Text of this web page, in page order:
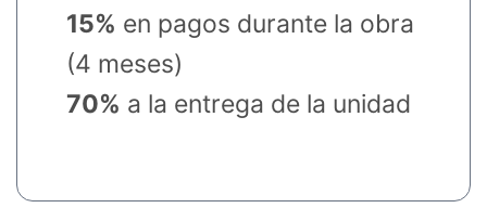
15% en pagos durante la obra
(4 meses)
70% a la entrega de la unidad